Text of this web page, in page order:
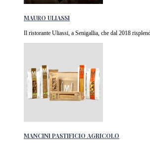
MAURO ULIASSI
Il ristorante Uliassi, a Senigallia, che dal 2018
MANCINI PASTIFICIO AGRICOLO